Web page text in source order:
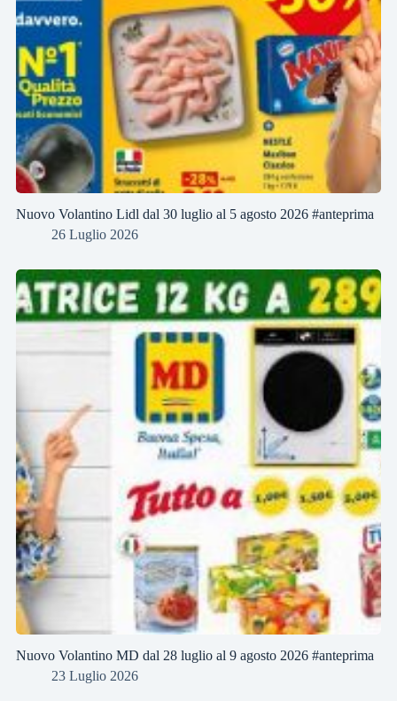
Nuovo Volantino Lidl dal 30 luglio al 5 agosto 2026 #anteprima
26 Luglio 2026
Nuovo Volantino MD dal 28 luglio al 9 agosto 2026 #anteprima
23 Luglio 2026